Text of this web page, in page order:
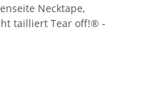
Necktape,
tailliert Tear off!® -